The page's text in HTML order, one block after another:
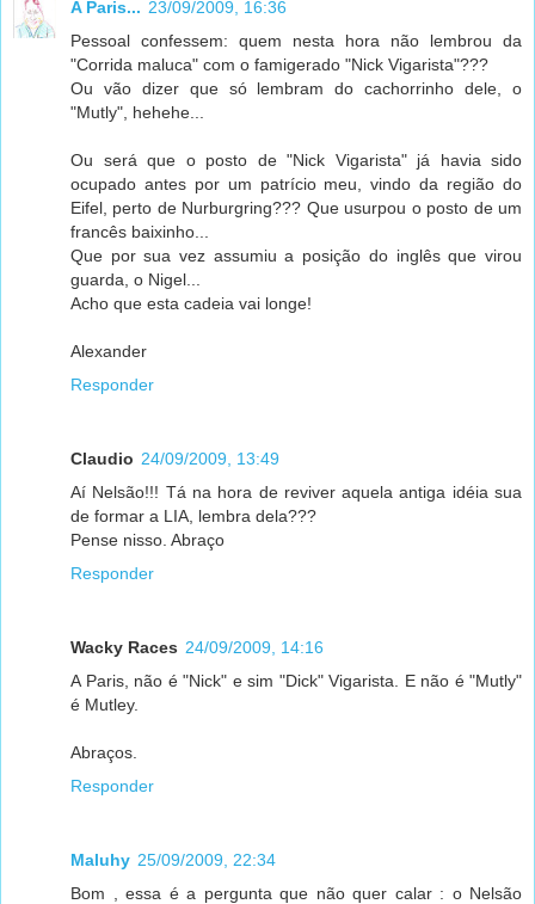
A Paris... 23/09/2009, 16:36
Pessoal confessem: quem nesta hora não lembrou da
"Corrida maluca" com o famigerado "Nick Vigarista"???
Ou vão dizer que só lembram do cachorrinho dele, o
"Mutly", hehehe...
Ou será que o posto de "Nick Vigarista" já havia sido
ocupado antes por um patrício meu, vindo da região do
Eifel, perto de Nurburgring??? Que usurpou o posto de um
francês baixinho...
Que por sua vez assumiu a posição do inglês que virou
guarda, o Nigel...
Acho que esta cadeia vai longe!
Alexander
Responder
Claudio 24/09/2009, 13:49
Aí Nelsão!!! Tá na hora de reviver aquela antiga idéia sua
de formar a LIA, lembra dela???
Pense nisso. Abraço
Responder
Wacky Races 24/09/2009, 14:16
A Paris, não é "Nick" e sim "Dick" Vigarista. E não é "Mutly"
é Mutley.
Abraços.
Responder
Maluhy 25/09/2009, 22:34
Bom , essa é a pergunta que não quer calar : o Nelsão